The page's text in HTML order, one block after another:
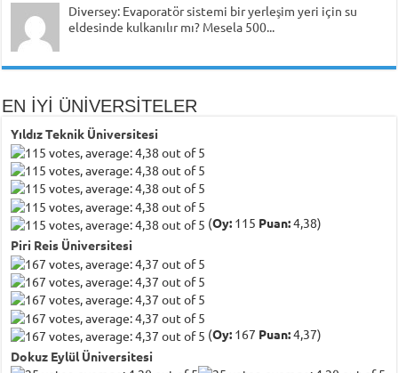
Diversey: Evaporatör sistemi bir yerleşim yeri için su
eldesinde kulkanılır mı? Mesela 500...
EN İYİ ÜNİVERSİTELER
Yıldız Teknik Üniversitesi
(Oy: 115 Puan:4,38)
Piri Reis Üniversitesi
(Oy: 167 Puan:4,37)
Dokuz Eylül Üniversitesi